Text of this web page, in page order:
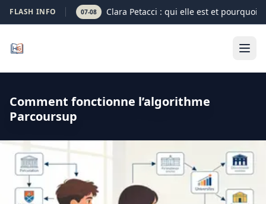
FLASH INFO 07-08 Clara Petacci : qui elle est et pourquoi
Comment fonctionne l’algorithme
Parcoursup